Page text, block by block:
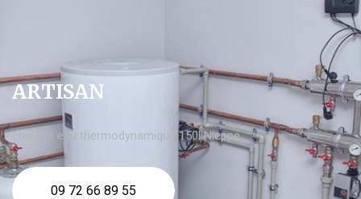
ARTISAN
chauffe eau thermodynamique 150l Nieppe
09 72 66 89 55